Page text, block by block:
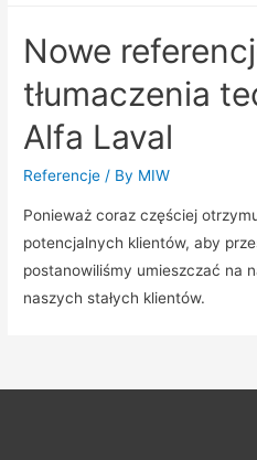
Nowe
tłumaczenia
Alfa Laval
Referencje / By MIW
Ponieważ coraz częściej
potencjalnych klientów, aby
postanowiliśmy umieszczać na
naszych stałych klientów.